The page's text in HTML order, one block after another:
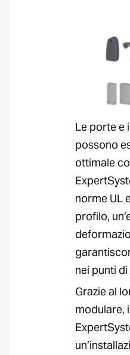
Le porte e
possono
ottimale
norme UL
profilo,
nei punti
Grazie al
modulare,